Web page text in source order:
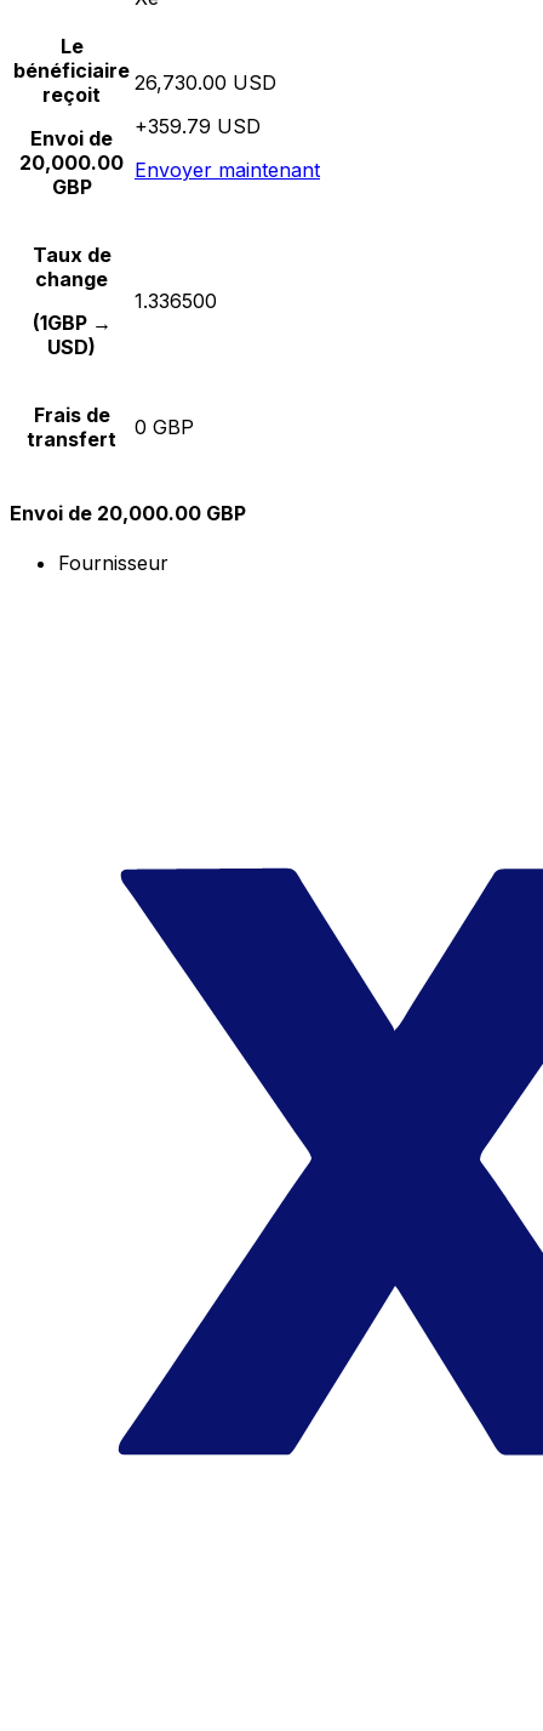
Le
bénéficiaire
reçoit
Envoi de
20,000.00
GBP
26,730.00 USD
+359.79 USD
Envoyer maintenant
Taux de
change
(1GBP →
USD)
1.336500
Frais de
transfert
0 GBP
Envoi de 20,000.00 GBP
Fournisseur